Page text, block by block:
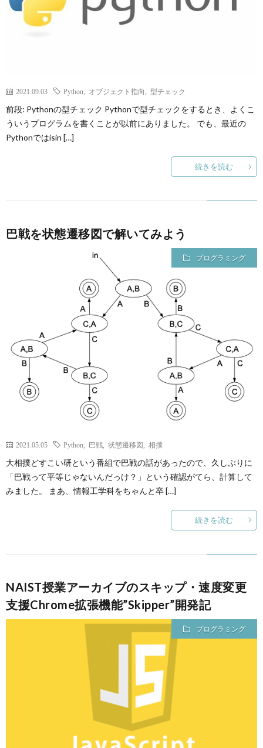
2021.09.03 Python オブジェクト指向 型チェック
前段: Pythonの型チェック Pythonで型チェックをするとき、よくこ
ういうプログラムを書くことが以前にありました。 でも、最近の
Pythonではisin […]
続きを読む
巴戦を状態遷移図で解いてみよう
プログラミング
2021.05.05 Python 巴戦 状態遷移図 相撲
大相撲どすこい研という番組で巴戦の話があったので、久しぶりに
「巴戦って平等じゃないんだっけ？」という確認がてら、計算して
みました。 まあ、情報工学科をちゃんと卒 […]
続きを読む
NAIST授業アーカイブのスキップ・速度変更
支援Chrome拡張機能”Skipper”開発記
プログラミング